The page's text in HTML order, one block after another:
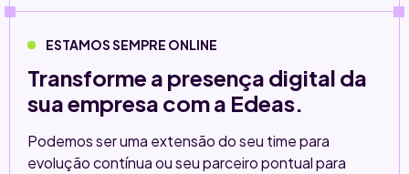
ESTAMOS SEMPRE ONLINE
Transforme a presença digital da
sua empresa com a Edeas.
Podemos ser uma extensão do seu time para
evolução contínua ou seu parceiro pontual para